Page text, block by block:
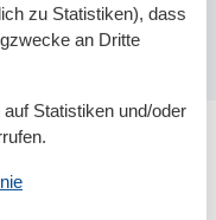
Sandwig
zu Statistiken), dass
an Dritte
Statistiken und/oder